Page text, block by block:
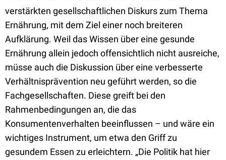
verstärkten gesellschaftlichen Diskurs zum Thema
Ernährung, mit dem Ziel einer noch breiteren
Aufklärung. Weil das Wissen über eine gesunde
Ernährung allein jedoch offensichtlich nicht ausreiche,
müsse auch die Diskussion über eine verbesserte
Verhältnisprävention neu geführt werden, so die
Fachgesellschaften. Diese greift bei den
Rahmenbedingungen an, die das
Konsumentenverhalten beeinflussen – und wäre ein
wichtiges Instrument, um etwa den Griff zu
gesundem Essen zu erleichtern. „Die Politik hat hier